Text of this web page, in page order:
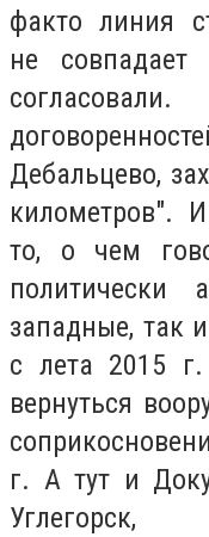
факто линия
не
Дебальцево,
километров".
то, о чем
политически
западные, так
с лета 2015
вернуться
г. А тут и